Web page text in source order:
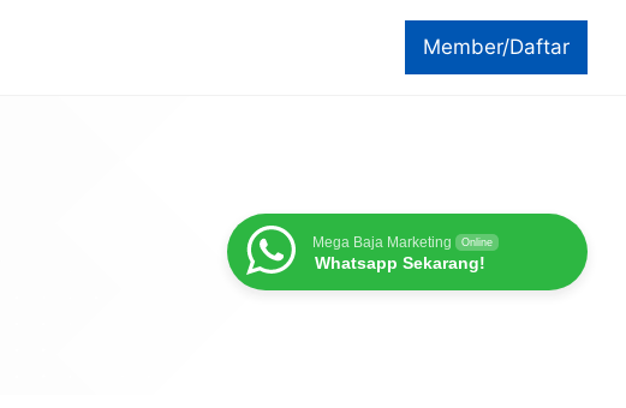
Member/Daftar
Mega Baja Marketing Online
Whatsapp Sekarang!